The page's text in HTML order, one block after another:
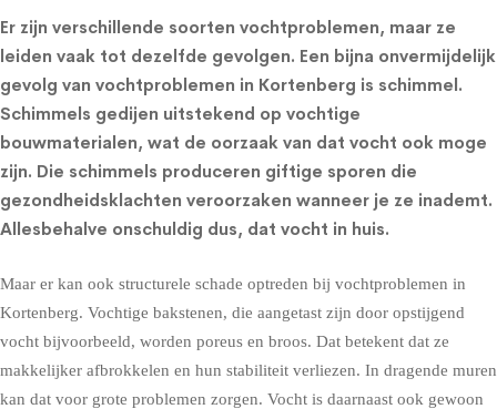
Er zijn verschillende soorten vochtproblemen, maar ze
leiden vaak tot dezelfde gevolgen. Een bijna onvermijdelijk
gevolg van vochtproblemen in Kortenberg is schimmel.
Schimmels gedijen uitstekend op vochtige
bouwmaterialen, wat de oorzaak van dat vocht ook moge
zijn. Die schimmels produceren giftige sporen die
gezondheidsklachten veroorzaken wanneer je ze inademt.
Allesbehalve onschuldig dus, dat vocht in huis.
Maar er kan ook structurele schade optreden bij vochtproblemen in
Kortenberg. Vochtige bakstenen, die aangetast zijn door opstijgend
vocht bijvoorbeeld, worden poreus en broos. Dat betekent dat ze
makkelijker afbrokkelen en hun stabiliteit verliezen. In dragende muren
kan dat voor grote problemen zorgen. Vocht is daarnaast ook gewoon